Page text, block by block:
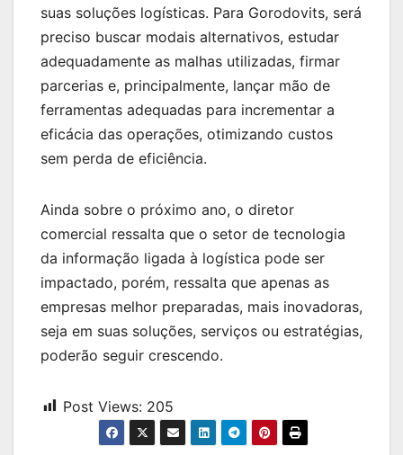
suas soluções logísticas. Para Gorodovits, será
preciso buscar modais alternativos, estudar
adequadamente as malhas utilizadas, firmar
parcerias e, principalmente, lançar mão de
ferramentas adequadas para incrementar a
eficácia das operações, otimizando custos
sem perda de eficiência.
Ainda sobre o próximo ano, o diretor
comercial ressalta que o setor de tecnologia
da informação ligada à logística pode ser
impactado, porém, ressalta que apenas as
empresas melhor preparadas, mais inovadoras,
seja em suas soluções, serviços ou estratégias,
poderão seguir crescendo.
Post Views: 205